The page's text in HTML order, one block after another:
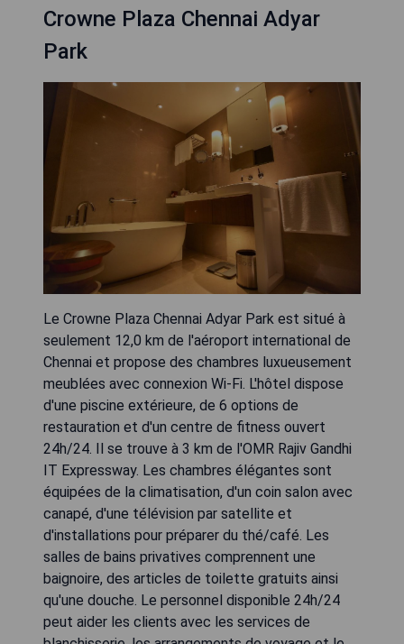
Crowne Plaza Chennai Adyar
Park
Le Crowne Plaza Chennai Adyar Park est situé à
seulement 12,0 km de l'aéroport international de
Chennai et propose des chambres luxueusement
meublées avec connexion Wi-Fi. L'hôtel dispose
d'une piscine extérieure, de 6 options de
restauration et d'un centre de fitness ouvert
24h/24. Il se trouve à 3 km de l'OMR Rajiv Gandhi
IT Expressway. Les chambres élégantes sont
équipées de la climatisation, d'un coin salon avec
canapé, d'une télévision par satellite et
d'installations pour préparer du thé/café. Les
salles de bains privatives comprennent une
baignoire, des articles de toilette gratuits ainsi
qu'une douche. Le personnel disponible 24h/24
peut aider les clients avec les services de